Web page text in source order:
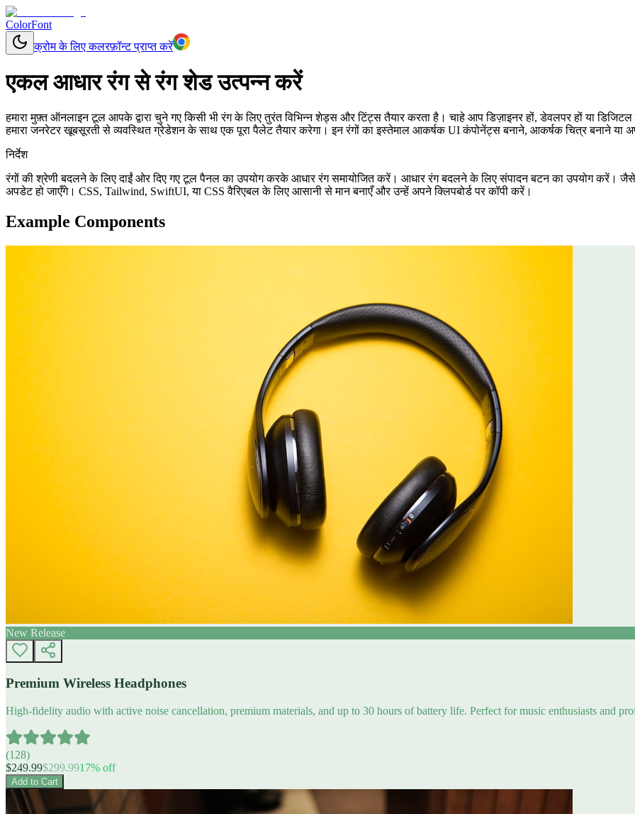
ColorFont
क्रोम के लिए कलरफ़ॉन्ट प्राप्त करें
एकल आधार रंग से रंग शेड उत्पन्न करें
हमारा मुफ़्त ऑनलाइन टूल आपके द्वारा चुने गए किसी भी रंग के लिए तुरंत विभिन्न शेड्स और टिंट्स तैयार करता है। चाहे आप डिज़ाइनर हों, डेवलपर हों या
हमारा जनरेटर खूबसूरती से व्यवस्थित ग्रेडेशन के साथ एक पूरा पैलेट तैयार करेगा। इन रंगों का इस्तेमाल आकर्षक UI कंपोनेंट्स बनाने, आकर्षक चित्र बनाने या
निर्देश
रंगों की श्रेणी बदलने के लिए दाईं ओर दिए गए टूल पैनल का उपयोग करके आधार रंग समायोजित करें। आधार रंग बदलने के लिए संपादन बटन का उपयोग करें। जैसे
अपडेट हो जाएँगे। CSS, Tailwind, SwiftUI, या CSS वैरिएबल के लिए आसानी से मान बनाएँ और उन्हें अपने क्लिपबोर्ड पर कॉपी करें।
Example Components
New Release
Premium Wireless Headphones
High-fidelity audio with active noise cancellation, premium materials, and up to 30 hours of battery life. Perfect for music enthusiasts and
(128)
$249.99$299.9917% off
Add to Cart